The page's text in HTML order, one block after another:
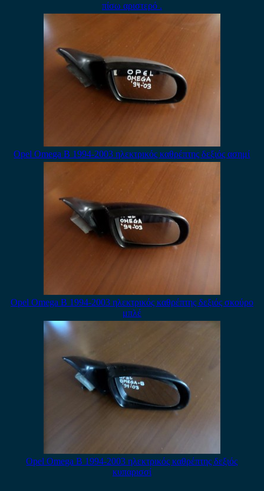
πίσω αριστερό .
Opel Omega B 1994-2003 ηλεκτρικός καθρέπτης δεξιός ασημί
Opel Omega B 1994-2003 ηλεκτρικός καθρέπτης δεξιός σκούρο
μπλέ
Opel Omega B 1994-2003 ηλεκτρικός καθρέπτης δεξιός
κυπαρισσί